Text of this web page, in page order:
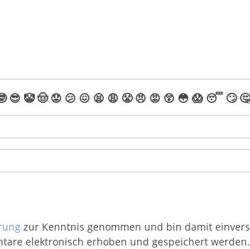
😎 🤡🤠 😟 😕 😖 😫 😩 😤 😠 😡 😲 😳 😱 😴 🙄 🤔
zur Kenntnis genommen und bin damit
elektronisch erhoben und gespeichert